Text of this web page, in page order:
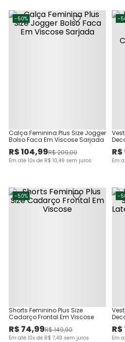
-50%
Calça Feminina Plus Size Jogger
Bolso Faca Em Viscose Sarjada
R$104,99R$209,00
Em até 10x de R$ 10,49 sem juros
-
R$
Em
-50%
Shorts Feminino Plus Size
Cadarço Frontal Em Viscose
R$74,99R$149,90
Em até 10x de R$ 7,49 sem juros
-
R$
Em